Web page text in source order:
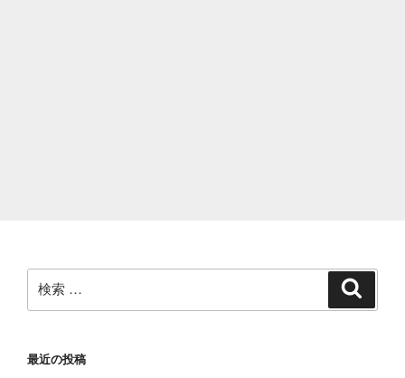
検
索:
最近の投稿